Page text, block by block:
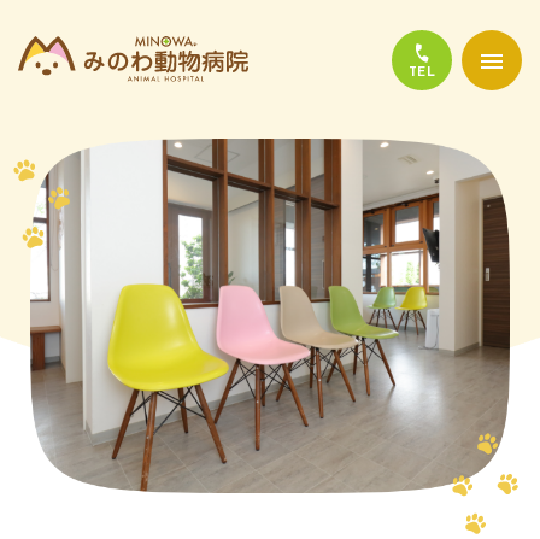
当院について
診療について
かかりやすい代表的な病気
よくある質問